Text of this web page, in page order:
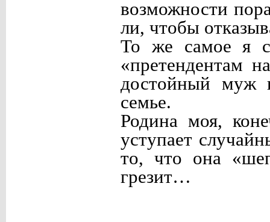
возможности
ли, чтобы
То же самое я
«претендентам
достойный муж
семье.
Родина моя,
уступает
то, что она
грезит…